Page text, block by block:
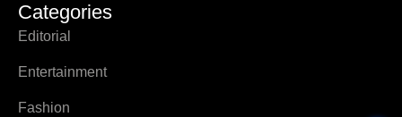
Categories
Editorial
Entertainment
Fashion